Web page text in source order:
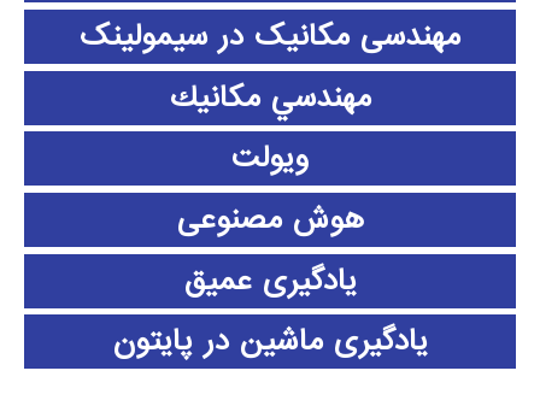
مهندسی مکانیک در سیمولینک
مهندسي مكانيك
ویولت
هوش مصنوعی
یادگیری عمیق
یادگیری ماشین در پایتون